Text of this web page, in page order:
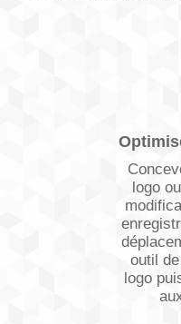
logo
outil
logo